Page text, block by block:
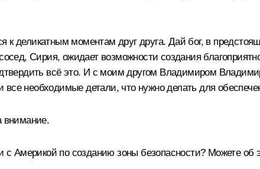
деликатным моментам друг друга. Дай бог, в
Сирия, ожидает возможности создания
всё это. И с моим другом Владимиром
необходимые детали, что нужно делать для
внимание.
с Америкой по созданию зоны безопасности? Можете об